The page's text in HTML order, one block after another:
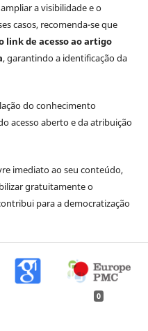
a visibilidade e o
casos, recomenda-se que
de acesso ao artigo
, garantindo a identificação da
do conhecimento
acesso aberto e da atribuição
imediato ao seu conteúdo,
gratuitamente o
para a democratização
0